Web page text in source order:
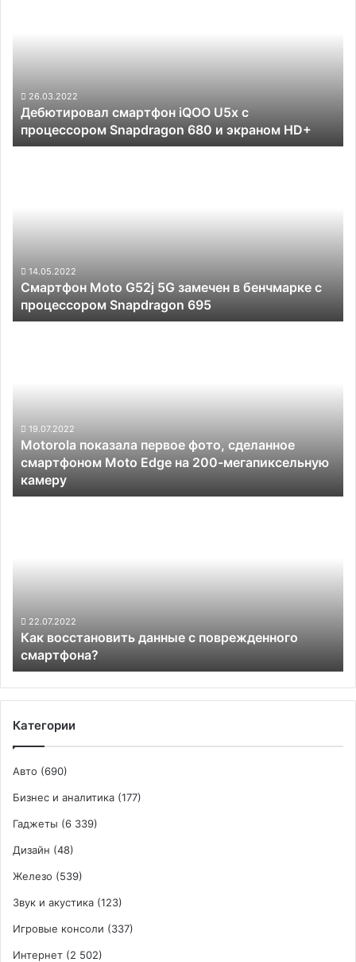
680
экраном
HD+
26.03.2022
Дебютировал смартфон iQOO U5x с
процессором Snapdragon 680 и экраном HD+
процессором
Snapdragon
695
14.05.2022
Смартфон Moto G52j 5G замечен в бенчмарке с
процессором Snapdragon 695
Moto
Edge
на
200-
мегапиксельную
19.07.2022
Motorola показала первое фото, сделанное
смартфоном Moto Edge на 200-мегапиксельную
камеру
22.07.2022
Как восстановить данные с поврежденного
смартфона?
Категории
Авто (690)
Бизнес и аналитика (177)
Гаджеты (6 339)
Дизайн (48)
Железо (539)
Звук и акустика (123)
Игровые консоли (337)
Интернет (2 502)